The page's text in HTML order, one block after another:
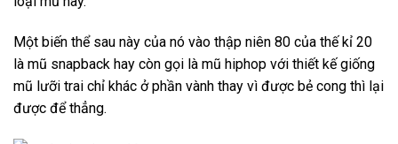
Một biến thể sau này của nó vào thập niên 80 của thế kỉ 20
là mũ snapback hay còn gọi là mũ hiphop với thiết kế giống
mũ lưỡi trai chỉ khác ở phần vành thay vì được bẻ cong thì lại
được để thẳng.